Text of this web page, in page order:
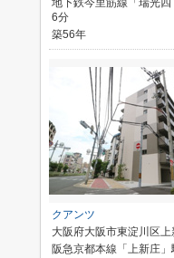
地下鉄今里筋線「瑞光
6分
築56年
クアンツ
大阪府大阪市東淀川区上
阪急京都本線「上新庄